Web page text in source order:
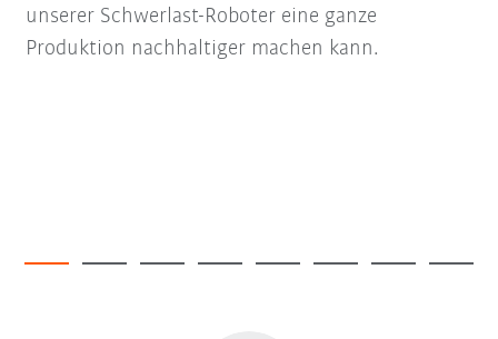
unserer Schwerlast-Roboter eine ganze
Produktion nachhaltiger machen kann.